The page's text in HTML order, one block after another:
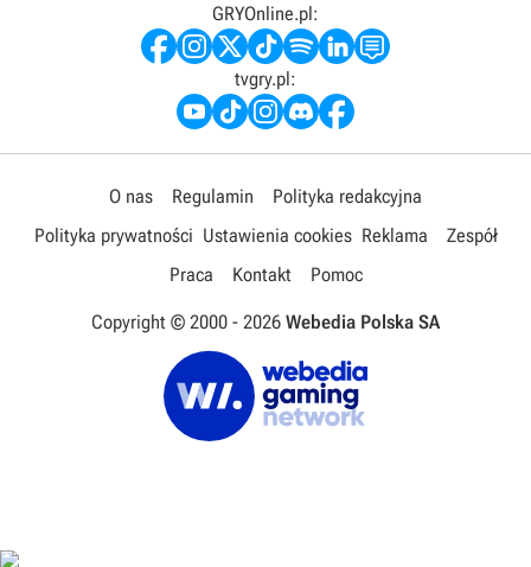
GRYOnline.pl:
tvgry.pl:
O nas Regulamin
Polityka redakcyjna
Polityka prywatności Ustawienia cookies Reklama
Zespół
Praca
Kontakt Pomoc
Copyright © 2000 - 2026 Webedia Polska SA